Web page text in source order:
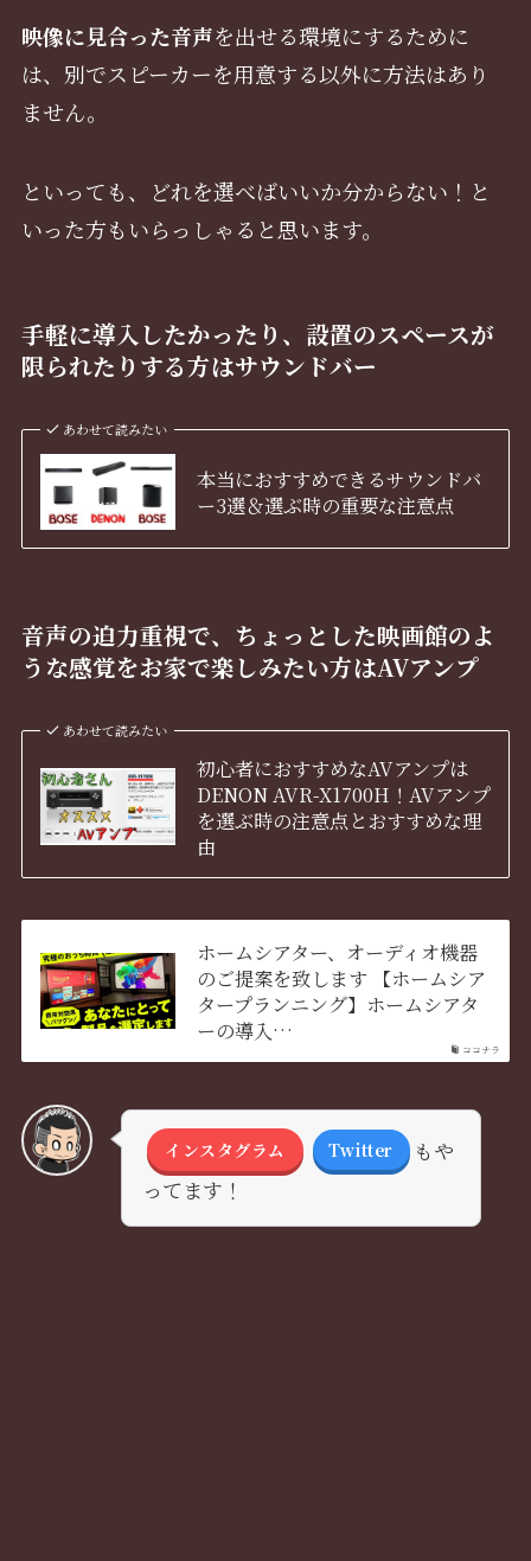
映像に見合った音声を出せる環境にするために
は、別でスピーカーを用意する以外に方法はあり
ません。
といっても、どれを選べばいいか分からない！と
いった方もいらっしゃると思います。
手軽に導入したかったり、設置のスペースが
限られたりする方はサウンドバー
あわせて読みたい
本当におすすめできるサウンドバ
ー3選＆選ぶ時の重要な注意点
音声の迫力重視で、ちょっとした映画館のよ
うな感覚をお家で楽しみたい方はAVアンプ
あわせて読みたい
初心者におすすめなAVアンプは
DENON AVR-X1700H！AVアンプ
を選ぶ時の注意点とおすすめな理
由
ココナラ
ホームシアター、オーディオ機器
のご提案を致します 【ホームシア
タープランニング】ホームシアタ
ーの導入…
インスタグラム Twitter
もや
ってます！